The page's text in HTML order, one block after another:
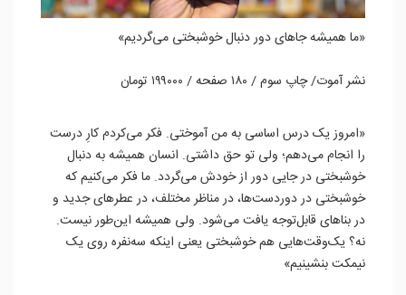
«ما همیشه جاهای دور دنبال خوشبختی می‌گردیم»
نشر آموت/ چاپ سوم / ۱۸۰ صفحه / ۱۹۹۰۰۰ تومان
«امروز یک درس اساسی به من آموختی. فکر می‌کردم کارِ درست
را انجام می‌دهم؛ ولی تو حق داشتی. انسان همیشه به دنبال
خوشبختی در جایی دور از خودش می‌گردد. ما فکر می‌کنیم که
خوشبختی در دوردست‌ها، در مناظر مختلف، در عطرهای جدید و
در بناهای قابل‌توجه یافت می‌شود. ولی همیشه این‌طور نیست.
نه؟ یک‌وقت‌هایی هم خوشبختی یعنی اینکه سه‌نفره روی یک
نیمکت بنشینیم»